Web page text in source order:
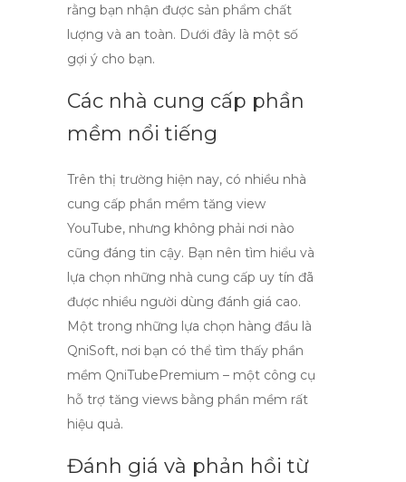
rằng bạn nhận được sản phẩm chất
lượng và an toàn. Dưới đây là một số
gợi ý cho bạn.
Các nhà cung cấp phần
mềm nổi tiếng
Trên thị trường hiện nay, có nhiều nhà
cung cấp phần mềm tăng view
YouTube, nhưng không phải nơi nào
cũng đáng tin cậy. Bạn nên tìm hiểu và
lựa chọn những nhà cung cấp uy tín đã
được nhiều người dùng đánh giá cao.
Một trong những lựa chọn hàng đầu là
QniSoft, nơi bạn có thể tìm thấy phần
mềm QniTubePremium – một công cụ
hỗ trợ tăng views bằng phần mềm rất
hiệu quả.
Đánh giá và phản hồi từ